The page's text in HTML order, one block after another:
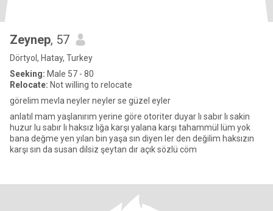
Zeynep, 57
Dörtyol, Hatay, Turkey
Seeking: Male 57 - 80
Relocate: Not willing to relocate
görelim mevla neyler neyler se güzel eyler
anlatıl mam yaşlanırım yerine göre otoriter duyar lı sabır lı sakin
huzur lu sabır lı haksız lığa karşı yalana karşı tahammül lüm yok
bana değme yen yılan bin yaşa sın diyen ler den değilim haksızın
karşı sın da susan dilsiz şeytan dır açık sözlü cöm